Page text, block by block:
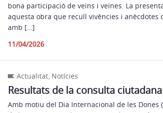
bona participació de veïns i veïnes. La
aquesta obra que recull vivències i anècdotes
amb […]
11/04/2026
Actualitat, Notícies
Resultats de la consulta
Amb motiu del Dia Internacional de les Dones